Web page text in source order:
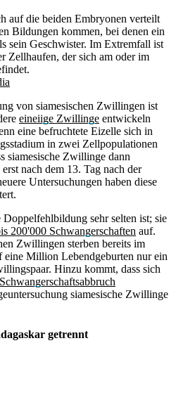
auf die beiden Embryonen verteilt
Bildungen kommen, bei denen ein
sein Geschwister. Im Extremfall ist
Zellhaufen, der sich am oder im
von siamesischen Zwillingen ist
eineiige Zwillinge entwickeln
eine befruchtete Eizelle sich in
in zwei Zellpopulationen
siamesische Zwillinge dann
nach dem 13. Tag nach der
Untersuchungen haben diese
Doppelfehlbildung sehr selten ist; sie
200'000 Schwangerschaften auf.
Zwillingen sterben bereits im
eine Million Lebendgeburten nur ein
Hinzu kommt, dass sich
siamesische Zwillinge
getrennt